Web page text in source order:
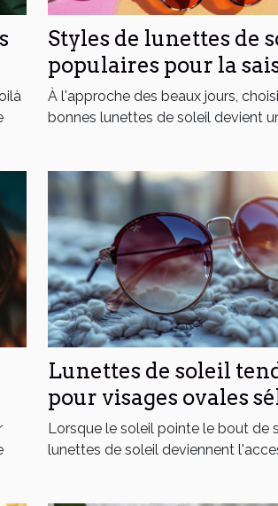
Styles de lunettes de
populaires pour la
estivale
À l'approche des beaux jours,
bonnes lunettes de soleil devient
Lunettes de soleil
pour visages ovales
stratégique pour
saison
Lorsque le soleil pointe le bout de
lunettes de soleil deviennent